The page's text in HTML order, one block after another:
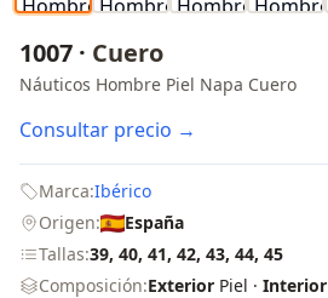
1007 · Cuero
Náuticos Hombre Piel Napa Cuero
Consultar precio →
Marca:Ibérico
Origen:
España
Tallas:39, 40, 41, 42, 43, 44, 45
Composición:Exterior Piel · Interior